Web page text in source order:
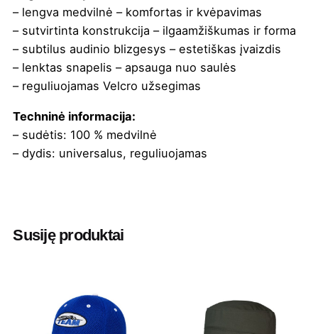
– lengva medvilnė – komfortas ir kvėpavimas
– sutvirtinta konstrukcija – ilgaamžiškumas ir forma
– subtilus audinio blizgesys – estetiškas įvaizdis
– lenktas snapelis – apsauga nuo saulės
– reguliuojamas Velcro užsegimas
Techninė informacija:
– sudėtis: 100 % medvilnė
– dydis: universalus, reguliuojamas
Minimalus
15 vnt
Universalus, reguliuojamas
Susiję produktai